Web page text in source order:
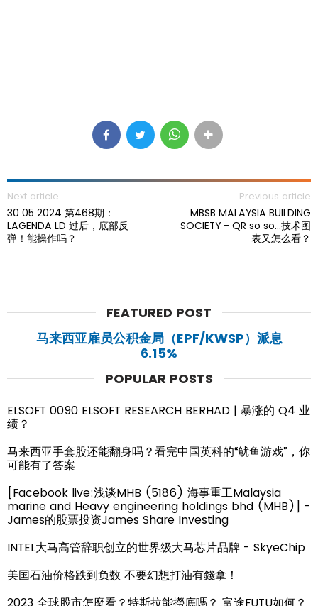
Next article
30 05 2024 第468期：
LAGENDA LD 过后，底部反
弹！能操作吗？
Previous article
MBSB MALAYSIA BUILDING
SOCIETY - QR so so...技术图
表又怎么看？
FEATURED POST
马来西亚雇员公积金局（EPF/KWSP）派息
6.15%
POPULAR POSTS
ELSOFT 0090 ELSOFT RESEARCH BERHAD | 暴涨的 Q4 业
绩？
马来西亚手套股还能翻身吗？看完中国英科的“鱿鱼游戏”，你
可能有了答案
[Facebook live:浅谈MHB (5186) 海事重工Malaysia
marine and Heavy engineering holdings bhd (MHB)] -
James的股票投资James Share Investing
INTEL大马高管辞职创立的世界级大马芯片品牌 - SkyeChip
美国石油价格跌到负数 不要幻想打油有錢拿！
2023 全球股市怎麼看？特斯拉能撈底嗎？ 富途FUTU如何？